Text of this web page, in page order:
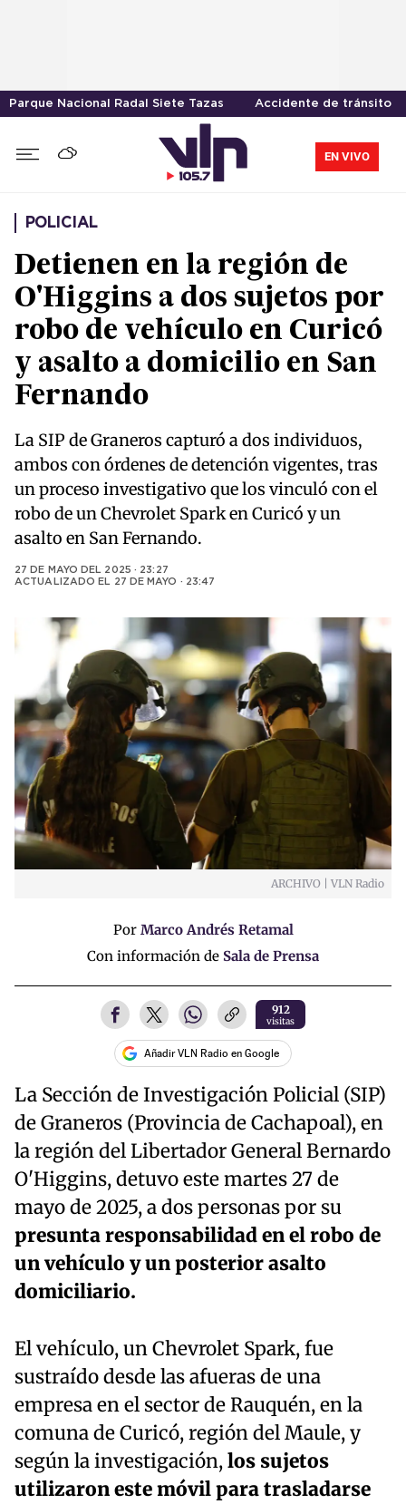
Parque Nacional Radal Siete Tazas Accidente de tránsito
EN VIVO
POLICIAL
Detienen en la región de
O'Higgins a dos sujetos por
robo de vehículo en Curicó
y asalto a domicilio en San
Fernando
La SIP de Graneros capturó a dos individuos,
ambos con órdenes de detención vigentes, tras
un proceso investigativo que los vinculó con el
robo de un Chevrolet Spark en Curicó y un
asalto en San Fernando.
27 DE MAYO DEL 2025 · 23:27
ACTUALIZADO EL 27 DE MAYO · 23:47
ARCHIVO | VLN Radio
Por Marco Andrés Retamal
Con información de Sala de Prensa
912
visitas
Añadir VLN Radio en Google
La Sección de Investigación Policial (SIP)
de Graneros (Provincia de Cachapoal), en
la región del Libertador General Bernardo
O'Higgins, detuvo este martes 27 de
mayo de 2025, a dos personas por su
presunta responsabilidad en el robo de
un vehículo y un posterior asalto
domiciliario.
El vehículo, un Chevrolet Spark, fue
sustraído desde las afueras de una
empresa en el sector de Rauquén, en la
comuna de Curicó, región del Maule, y
según la investigación,los sujetos
utilizaron este móvil para trasladarse